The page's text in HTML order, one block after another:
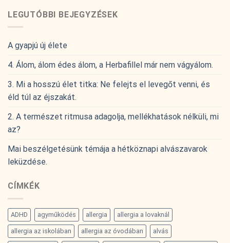
LEGUTÓBBI BEJEGYZÉSEK
A gyapjú új élete
4. Álom, álom édes álom, a Herbafillel már nem vágyálom.
3. Mi a hosszú élet titka: Ne felejts el levegőt venni, és
éld túl az éjszakát.
2. A természet ritmusa adagolja, mellékhatások nélküli, mi
az?
Mai beszélgetésünk témája a hétköznapi alvászavarok
leküzdése.
CÍMKÉK
ADHD agyműködés allergia allergia a lovaknál
allergia az iskolában allergia az óvodában alvás